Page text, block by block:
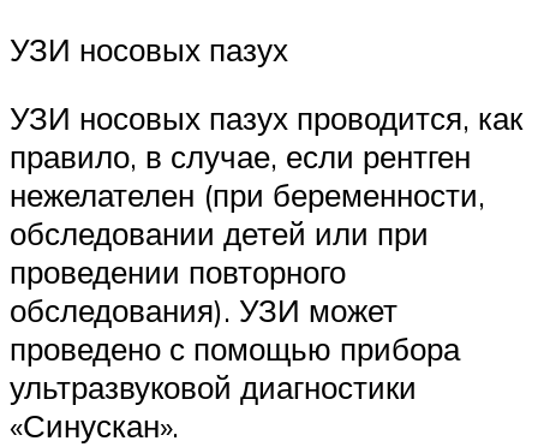
УЗИ носовых пазух
УЗИ носовых пазух проводится, как
правило, в случае, если рентген
нежелателен (при беременности,
обследовании детей или при
проведении повторного
обследования). УЗИ может
проведено с помощью прибора
ультразвуковой диагностики
«Синускан».